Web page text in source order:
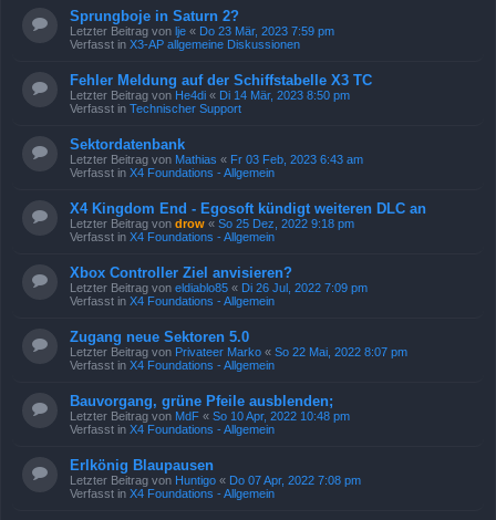
Sprungboje in Saturn 2?
Letzter Beitrag von lje « Do 23 Mär, 2023 7:59 pm
Verfasst in X3-AP allgemeine Diskussionen
Fehler Meldung auf der Schiffstabelle X3 TC
Letzter Beitrag von He4di « Di 14 Mär, 2023 8:50 pm
Verfasst in Technischer Support
Sektordatenbank
Letzter Beitrag von Mathias « Fr 03 Feb, 2023 6:43 am
Verfasst in X4 Foundations - Allgemein
X4 Kingdom End - Egosoft kündigt weiteren DLC an
Letzter Beitrag von drow « So 25 Dez, 2022 9:18 pm
Verfasst in X4 Foundations - Allgemein
Xbox Controller Ziel anvisieren?
Letzter Beitrag von eldiablo85 « Di 26 Jul, 2022 7:09 pm
Verfasst in X4 Foundations - Allgemein
Zugang neue Sektoren 5.0
Letzter Beitrag von Privateer Marko « So 22 Mai, 2022 8:07 pm
Verfasst in X4 Foundations - Allgemein
Bauvorgang, grüne Pfeile ausblenden;
Letzter Beitrag von MdF « So 10 Apr, 2022 10:48 pm
Verfasst in X4 Foundations - Allgemein
Erlkönig Blaupausen
Letzter Beitrag von Huntigo « Do 07 Apr, 2022 7:08 pm
Verfasst in X4 Foundations - Allgemein